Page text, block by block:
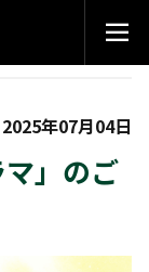
2025年07月04日
」のご